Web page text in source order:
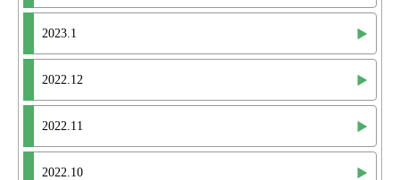
2023.1
2022.12
2022.11
2022.10